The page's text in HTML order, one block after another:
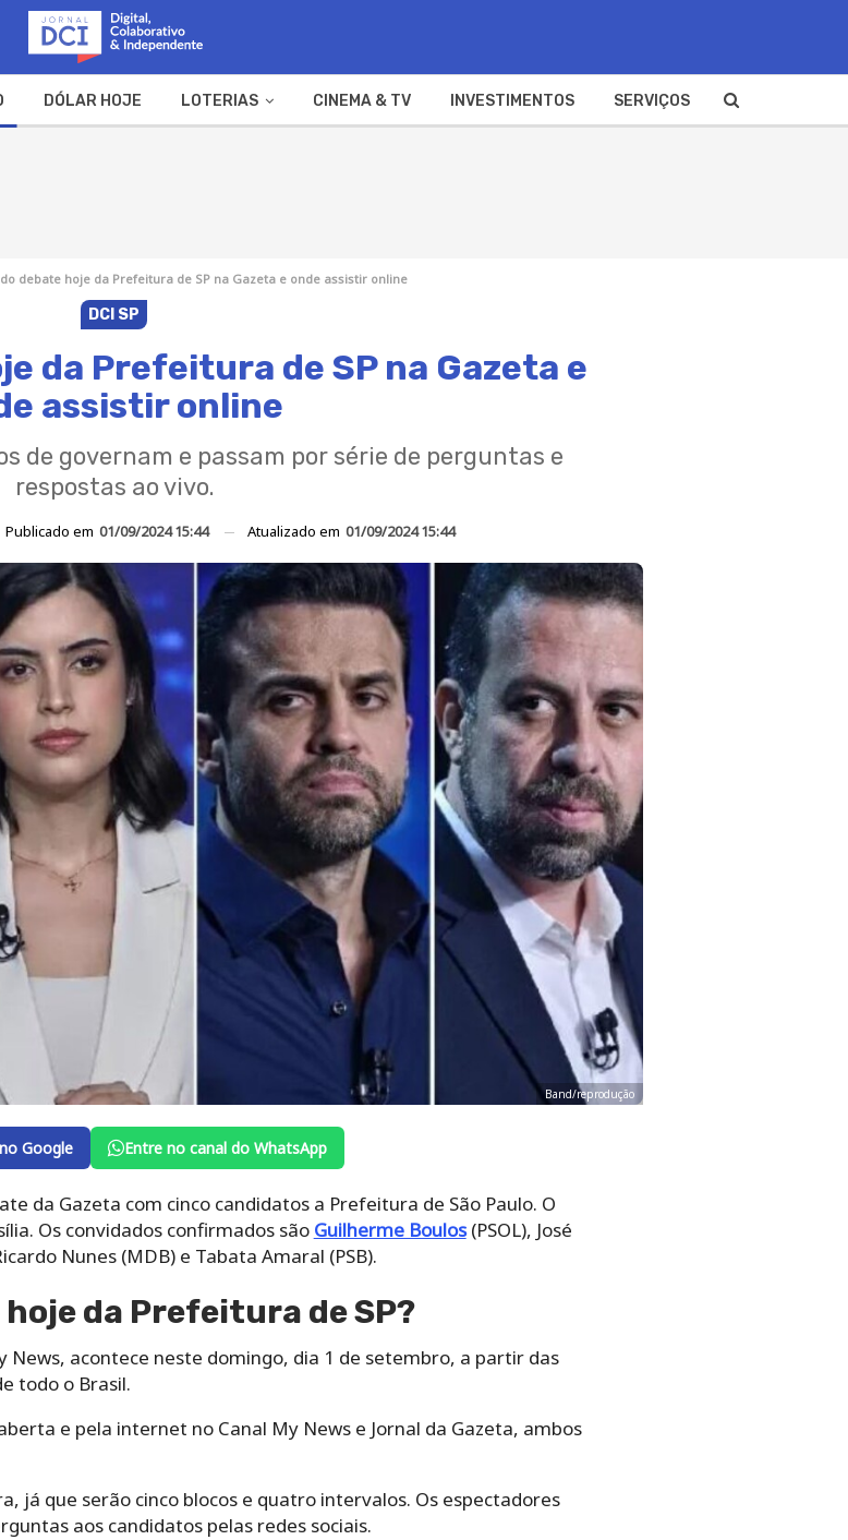
DÓLAR HOJE LOTERIAS CINEMA & TV INVESTIMENTOS SERVIÇOS
debate hoje da Prefeitura de SP na Gazeta e onde assistir online
DCI SP
da Prefeitura de SP na Gazeta e
assistir online
de governam e passam por série de perguntas e
respostas ao vivo.
Publicado em 01/09/2024 15:44 Atualizado em 01/09/2024 15:44
Band/reprodução
Google Entre no canal do WhatsApp
da Gazeta com cinco candidatos a Prefeitura de São Paulo. O
Os convidados confirmados são Guilherme Boulos(PSOL), José
Nunes (MDB) e Tabata Amaral (PSB).
da Prefeitura de SP?
News, acontece neste domingo, dia 1 de setembro, a partir das
todo o Brasil.
e pela internet no Canal My News e Jornal da Gazeta, ambos
já que serão cinco blocos e quatro intervalos. Os espectadores
aos candidatos pelas redes sociais.